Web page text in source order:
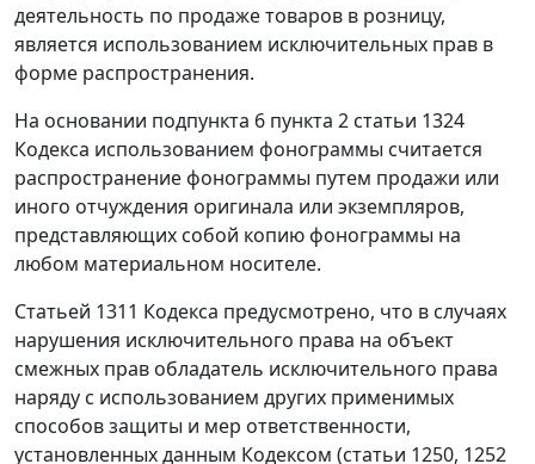
деятельность по продаже товаров в розницу,
является использованием исключительных прав в
форме распространения.
На основании подпункта 6 пункта 2 статьи 1324
Кодекса использованием фонограммы считается
распространение фонограммы путем продажи или
иного отчуждения оригинала или экземпляров,
представляющих собой копию фонограммы на
любом материальном носителе.
Статьей 1311 Кодекса предусмотрено, что в случаях
нарушения исключительного права на объект
смежных прав обладатель исключительного права
наряду с использованием других применимых
способов защиты и мер ответственности,
установленных данным Кодексом (статьи 1250, 1252